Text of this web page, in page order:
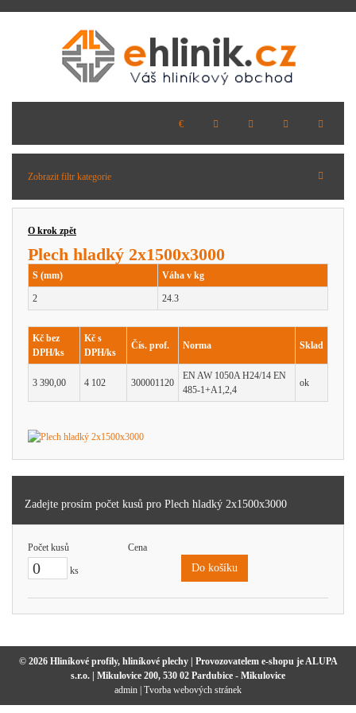
Zobrazit filtr kategorie
O krok zpět
Plech hladký 2x1500x3000
S (mm) Váha v kg
2 24.3
Kč bez
DPH/ks
Kč s
DPH/ks
Čís. prof. Norma Sklad
3 390,00 4 102 300001120
EN AW 1050A H24/14 EN
485-1+A1,2,4
ok
Zadejte prosím počet kusů pro Plech hladký 2x1500x3000
Počet kusů Cena
ks Do košíku
© 2026 Hliníkové profily, hliníkové plechy | Provozovatelem e-shopu je ALUPA
s.r.o. | Mikulovice 200, 530 02 Pardubice - Mikulovice
admin Tvorba webových stránek